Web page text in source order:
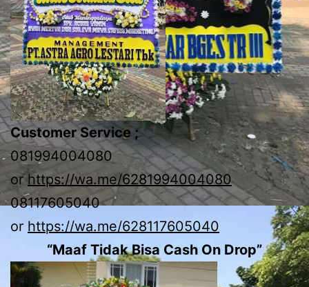
Customer Service ;
081994004080
orhttps://wa.me/6281994004080
08117605040
or https://wa.me/628117605040
“Maaf Tidak Bisa Cash On Drop”